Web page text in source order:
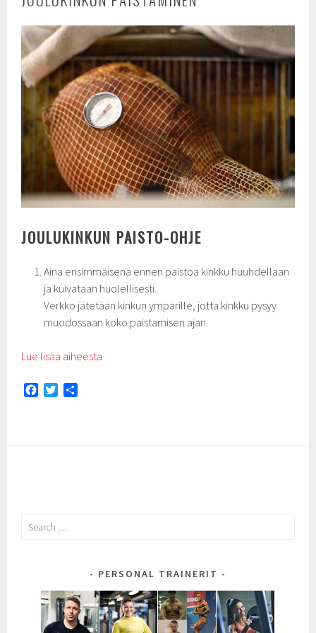
JOULUKINKUN PAISTO-OHJE
Aina ensimmäisenä ennen paistoa kinkku huuhdellaan
ja kuivataan huolellisesti.
Verkko jätetään kinkun ympärille, jotta kinkku pysyy
muodossaan koko paistamisen ajan.
Lue lisää aiheesta
Search
PERSONAL TRAINERIT